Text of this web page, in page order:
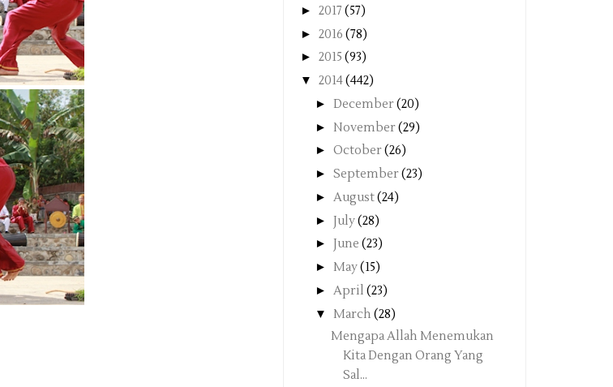
► 2017 (57)
► 2016 (78)
► 2015 (93)
▼ 2014(442)
► December(20)
► November(29)
► October(26)
► September(23)
► August(24)
► July(28)
► June (23)
► May(15)
► April (23)
▼ March (28)
Mengapa Allah Menemukan
Kita Dengan Orang Yang
Sal...